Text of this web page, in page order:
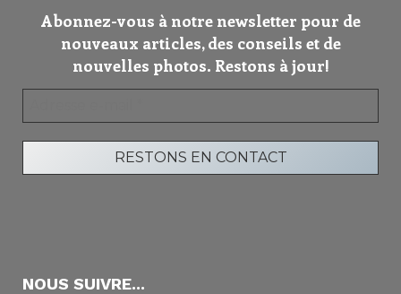
Abonnez-vous à notre newsletter pour de
nouveaux articles, des conseils et de
nouvelles photos. Restons à jour!
NOUS SUIVRE...